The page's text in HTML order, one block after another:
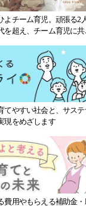
よチーム育児。頑張る2
を超え、チーム育児に共
てやすい社会と、サス
現をめざします
費用やもらえる補助金